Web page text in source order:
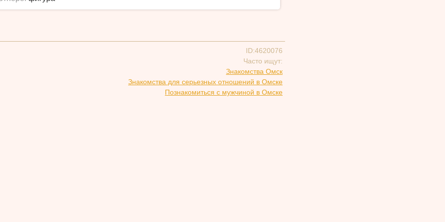
ID:4620076
Часто ищут:
Знакомства Омск
Знакомства для серьезных отношений в Омске
Познакомиться с мужчиной в Омске